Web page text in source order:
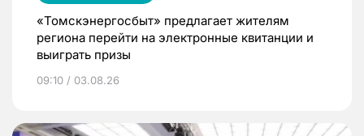
«Томскэнергосбыт» предлагает жителям
региона перейти на электронные квитанции и
выиграть призы
09:10 / 03.08.26